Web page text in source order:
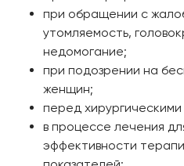
при обращении с
утомляемость,
недомогание;
при подозрении на
женщин;
перед
в процессе лечения
эффективности